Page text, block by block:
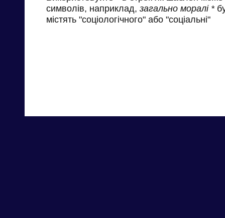
символів, наприклад, загально моралі *
містять "соціологічного" або "соціальні"